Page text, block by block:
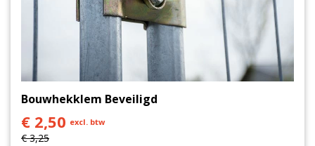
Bouwhekklem Beveiligd
€ 2,50 excl. btw
€ 3,25